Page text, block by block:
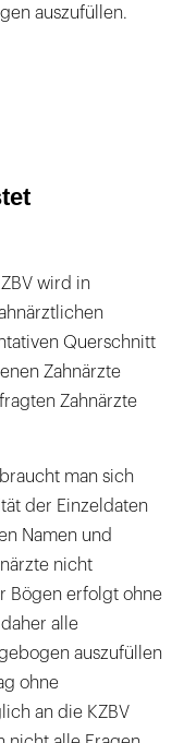
auszufüllen.
wird in
Querschnitt
Zahnärzte
Zahnärzte
man sich
der Einzeldaten
Namen und
nicht
Bögen erfolgt ohne
alle
auszufüllen
ohne
an die KZBV